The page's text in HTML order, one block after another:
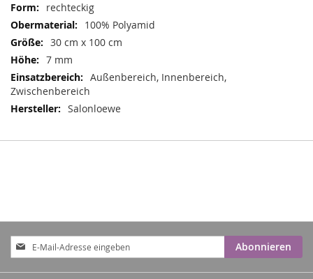
rechteckig
100% Polyamid
30 cm x 100 cm
7 mm
Außenbereich, Innenbereich,
Zwischenbereich
Salonloewe
Anmeldung
zum
Newsletter:
Abonnieren